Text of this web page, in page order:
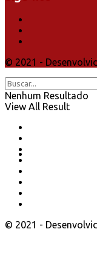
© 2021 -
Nenhum Resultado
View All Result
© 2021 -